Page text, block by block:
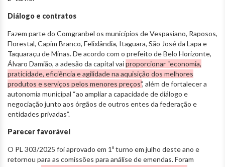
Diálogo e contratos
Fazem parte do Comgranbel os municípios de Vespasiano, Raposos,
Florestal, Capim Branco, Felixlândia, Itaguara, São José da Lapa e
Taquaraçu de Minas. De acordo com o prefeito de Belo Horizonte,
Álvaro Damião, a adesão da capital vaiproporcionar “economia,
praticidade, eficiência e agilidade na aquisição dos melhores
produtos e serviços pelos menores preços”, além de fortalecer a
autonomia municipal “ao ampliar a capacidade de diálogo e
negociação junto aos órgãos de outros entes da federação e
entidades privadas”.
Parecer favorável
O PL 303/2025 foi aprovado em 1º turno em julho deste ano e
retornou para as comissões para análise de emendas. Foram